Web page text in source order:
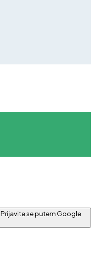
Prijavite se putem Google